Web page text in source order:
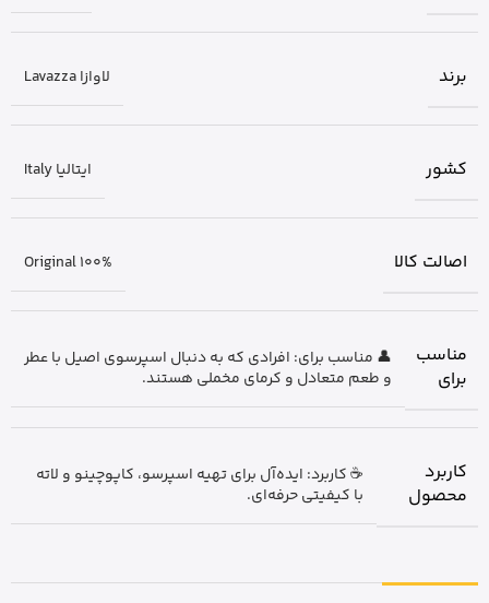
برند لاوازا Lavazza
کشور ایتالیا Italy
اصالت کالا Original 100%
مناسب
برای
👤 مناسب برای: افرادی که به دنبال اسپرسوی اصیل با عطر
و طعم متعادل و کرمای مخملی هستند.
کاربرد
محصول
☕ کاربرد: ایده‌آل برای تهیه اسپرسو، کاپوچینو و لاته
با کیفیتی حرفه‌ای.